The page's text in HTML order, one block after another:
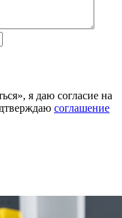
я даю согласие на
соглашение